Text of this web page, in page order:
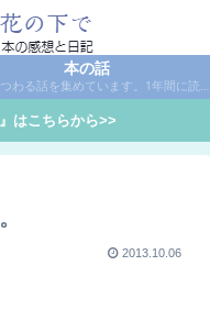
本の話
本にまつわる話を集めています。1年間に読んだ本の総括や、本に関する話題など。
はこちらから>>
2013.10.06